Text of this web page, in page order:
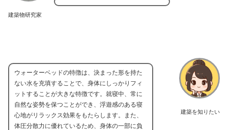
建築物研究家
建築を知りたい
ウォーターベッドの特徴は、決まった形を持た
ない水を充填することで、身体にしっかりフィ
ットすることが大きな特徴です。就寝中、常に
自然な姿勢を保つことができ、浮遊感のある寝
心地がリラックス効果をもたらします。また、
体圧分散力に優れているため、身体の一部に負